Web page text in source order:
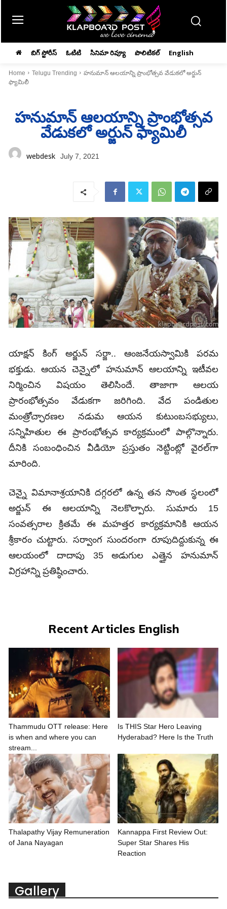
బిగ్ స్టోరీస్ ఓటిటి సినిమా రివ్యూ పొలిటికల్ English
Home Telugu Trending
హనుమాన్‌ ఆలయాన్ని ప్రాంభోత్సవ వేడుకలో అర్జున్‌
ఫ్యామిలీ
హనుమాన్‌ ఆలయాన్ని ప్రాంభోత్సవ
వేడుకలో అర్జున్‌ ఫ్యామిలీ
webdesk July 7, 2021
యాక్షన్ కింగ్ అర్జున్‌ సర్జా.. ఆంజనేయస్వామికి పరమ
భక్తుడు. ఆయన చెన్నైలో హనుమాన్‌ ఆలయాన్ని ఇటీవల
నిర్మించిన విషయం తెలిసిందే. తాజాగా ఆలయ
ప్రారంభోత్సవం వేడుకగా జరిగింది. వేద పండితుల
మంత్రోచ్ఛారణల నడుమ ఆయన కుటుంబసభ్యులు,
సన్నిహితుల ఈ ప్రారంభోత్సవ కార్యక్రమంలో పాల్గొన్నారు.
దీనికి సంబంధించిన వీడియో ప్రస్తుతం నెట్టింట్లో వైరల్‌గా
మారింది.
చెన్నై విమానాశ్రయానికి దగ్గరలో ఉన్న తన సొంత స్థలంలో
అర్జున్‌ ఈ ఆలయాన్ని నెలకొల్పారు. సుమారు 15
సంవత్సరాల క్రితమే ఈ మహత్తర కార్యక్రమానికి ఆయన
శ్రీకారం చుట్టారు. సర్వాంగ సుందరంగా రూపుదిద్దుకున్న ఈ
ఆలయంలో దాదాపు 35 అడుగుల ఎత్తైన హనుమాన్‌
విగ్రహాన్ని ప్రతిష్ఠించారు.
Recent Articles English
Thammudu OTT release: Here
is when and where you can
stream...
Is THIS Star Hero Leaving
Hyderabad? Here Is the Truth
Thalapathy Vijay Remuneration
of Jana Nayagan
Kannappa First Review Out:
Super Star Shares His
Reaction
Gallery